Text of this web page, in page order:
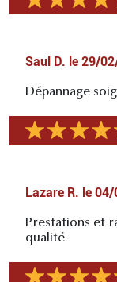
Saul D. le 29/
Dépannage
Lazare R. le 04/
Prestations et
qualité